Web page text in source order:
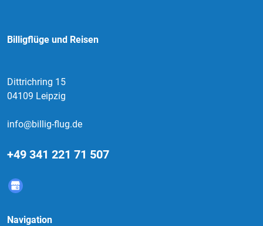
Billigflüge und Reisen
Dittrichring 15
04109 Leipzig
info@billig-flug.de
+49 341 221 71 507
Navigation